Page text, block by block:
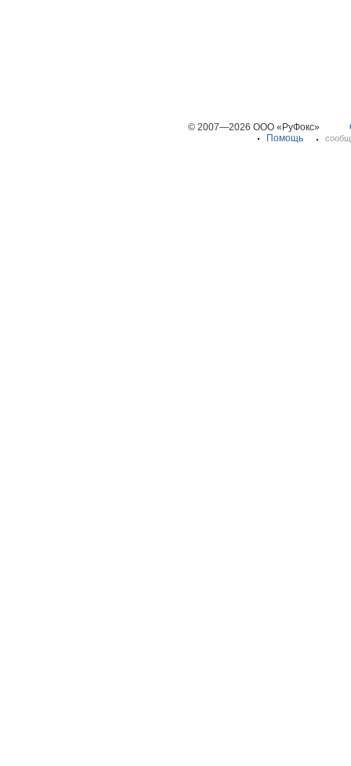
© 2007—2026 ООО «РуФокс»
Помощь